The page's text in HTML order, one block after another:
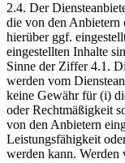
2.4. Der
die von den Anbietern
hierüber ggf.
eingestellten Inhalte
Sinne der Ziffer 4.1.
werden vom
keine Gewähr für (i)
oder Rechtmäßigkeit
von den Anbietern
Leistungsfähigkeit
werden kann. Werden